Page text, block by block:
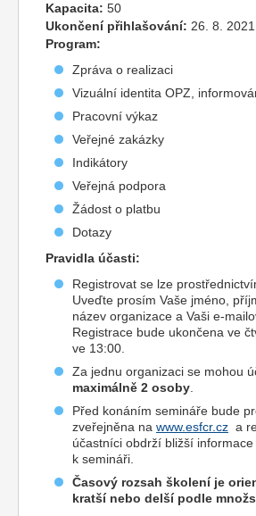
Kapacita: 50
Ukončení přihlašování: 26. 8.
Program:
Zpráva o realizaci
Vizuální identita OPZ,
Pracovní výkaz
Veřejné zakázky
Indikátory
Veřejná podpora
Žádost o platbu
Dotazy
Pravidla účasti:
Registrovat se lze
Uveďte prosím Vaše jméno,
název organizace a Vaši e-
Registrace bude ukončena ve
ve 13:00.
Za jednu organizaci se mohou
maximálně 2 osoby
Před konáním semináře bude
zveřejněna na www.esfcr.cz a
účastníci obdrží bližší
k semináři.
Časový rozsah školení je
kratší nebo delší podle